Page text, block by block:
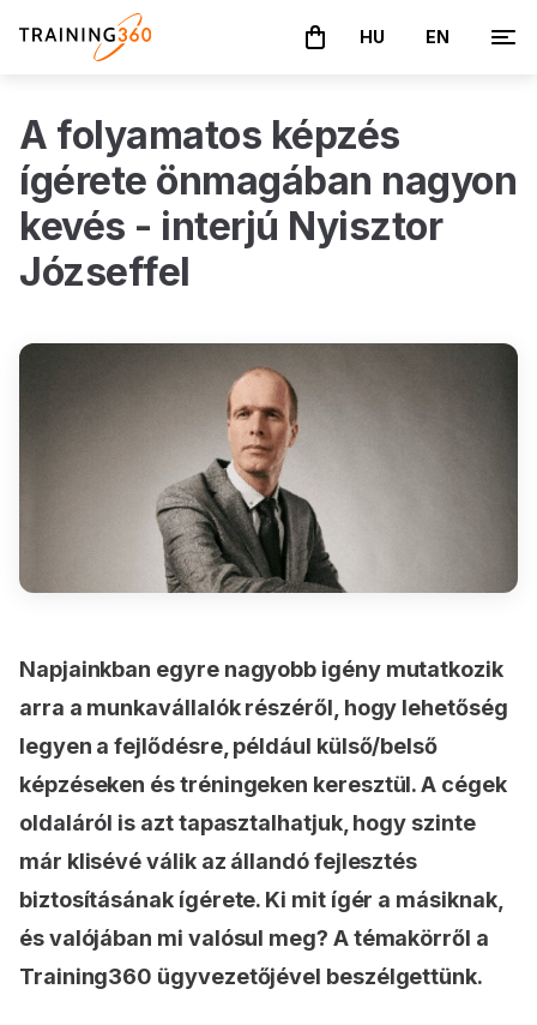
A kosár üres
HU EN
A folyamatos képzés
ígérete önmagában nagyon
kevés - interjú Nyisztor
Józseffel
Napjainkban egyre nagyobb igény mutatkozik
arra a munkavállalók részéről, hogy lehetőség
legyen a fejlődésre, például külső/belső
képzéseken és tréningeken keresztül. A cégek
oldaláról is azt tapasztalhatjuk, hogy szinte
már klisévé válik az állandó fejlesztés
biztosításának ígérete. Ki mit ígér a másiknak,
és valójában mi valósul meg? A témakörről a
Training360 ügyvezetőjével beszélgettünk.